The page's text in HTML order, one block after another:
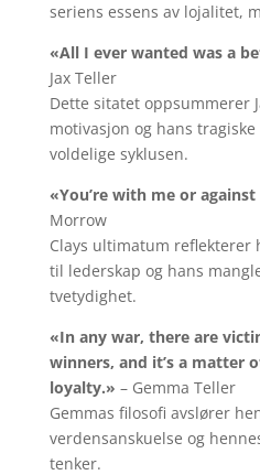
seriens essens av lojalitet,
«All I ever wanted was a
Jax Teller
Dette sitatet oppsummerer
motivasjon og hans
voldelige syklusen.
«You’re with me or against
Morrow
Clays ultimatum
til lederskap og hans
tvetydighet.
«In any war, there are
winners, and it’s a matter
loyalty.» – Gemma Teller
Gemmas filosofi avslører
verdensanskuelse og
tenker.